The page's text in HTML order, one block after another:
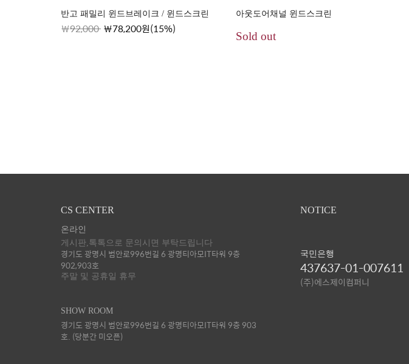
반고 패밀리 윈드브레이크 / 윈드스크린
92,000 78,200원(15%)
아웃도어채널 윈드스크린
Sold out
CS CENTER
온라인
게시판,톡톡으로 문의시면 부탁드립니다
경기도 광명시 범안로996번길 6 광명티아모IT타워 9층
902,903호
주말 및 공휴일 휴무
SHOW ROOM
경기도 광명시 범안로996번길 6 광명티아모IT타워 9층 903
호. (당분간 미오픈)
NOTICE
국민은행
437637-01-007611
(주)에스제이컴퍼니